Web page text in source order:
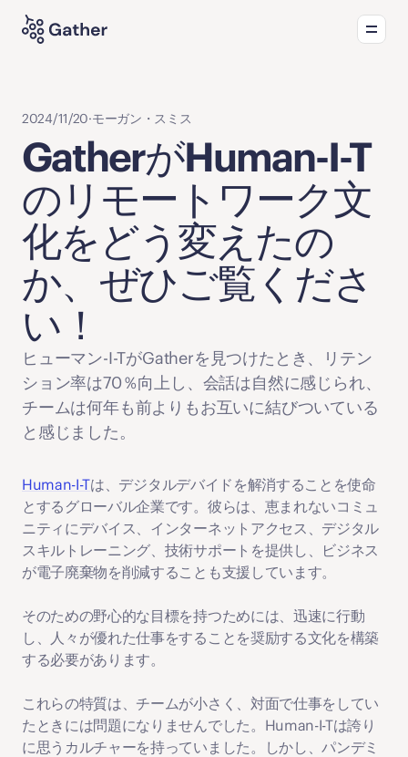
おすすめの活用方法
2024/11/20·モーガン・スミス
GatherがHuman-I-T
のリモートワーク文
化をどう変えたの
か、ぜひご覧くださ
い！
ヒューマン-I-TがGatherを見つけたとき、リテン
ション率は70％向上し、会話は自然に感じられ、
チームは何年も前よりもお互いに結びついている
と感じました。
Human-I-Tは、デジタルデバイドを解消することを使命
とするグローバル企業です。彼らは、恵まれないコミュ
ニティにデバイス、インターネットアクセス、デジタル
スキルトレーニング、技術サポートを提供し、ビジネス
が電子廃棄物を削減することも支援しています。
そのための野心的な目標を持つためには、迅速に行動
し、人々が優れた仕事をすることを奨励する文化を構築
する必要があります。
これらの特質は、チームが小さく、対面で仕事をしてい
たときには問題になりませんでした。Human-I-Tは誇り
に思うカルチャーを持っていました。しかし、パンデミ